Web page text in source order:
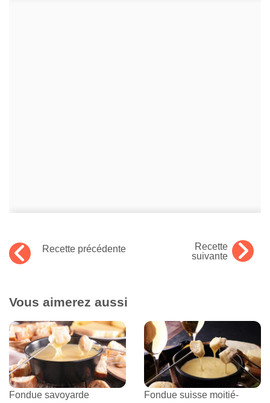
Recette précédente
Recette
suivante
Vous aimerez aussi
Fondue savoyarde
Fondue suisse moitié-